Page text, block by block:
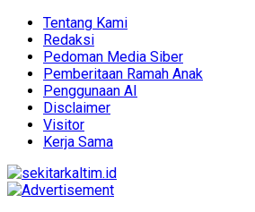
Tentang Kami
Redaksi
Pedoman Media Siber
Pemberitaan Ramah Anak
Penggunaan AI
Disclaimer
Visitor
Kerja Sama